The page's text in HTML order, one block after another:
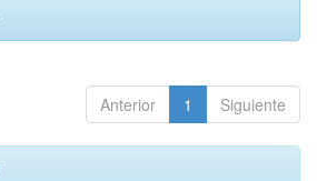
Anterior 1 Siguiente